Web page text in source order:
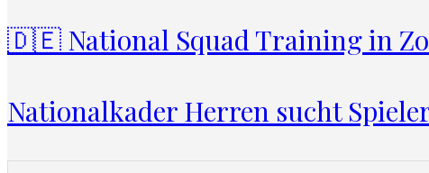
🇩🇪 National Squad Training in
Nationalkader Herren sucht